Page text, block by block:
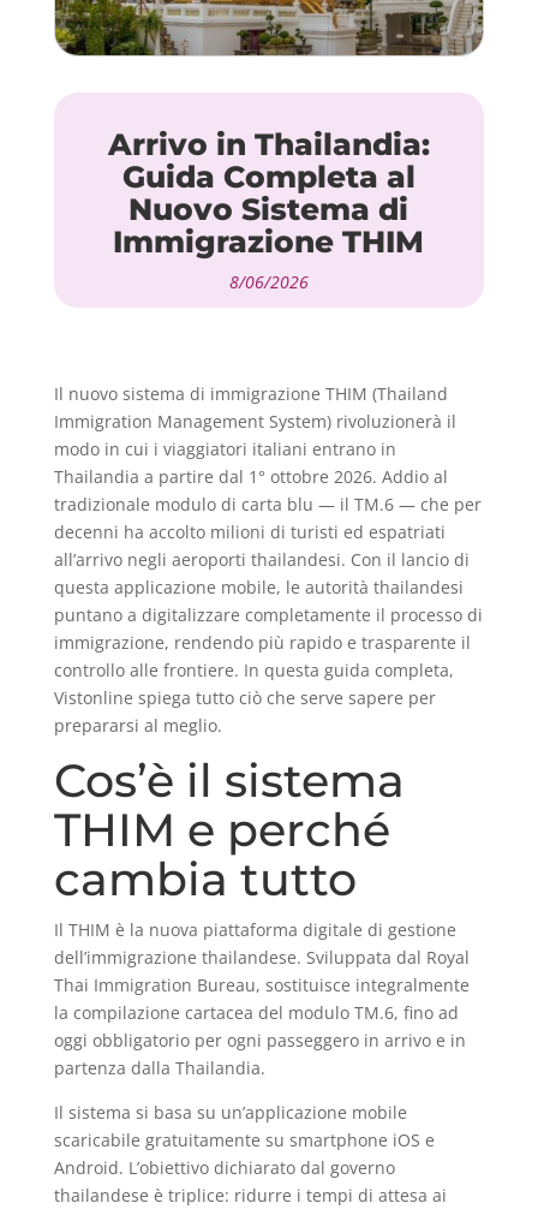
Arrivo in Thailandia:
Guida Completa al
Nuovo Sistema di
Immigrazione THIM
8/06/2026
Il nuovo sistema di immigrazione THIM (Thailand
Immigration Management System) rivoluzionerà il
modo in cui i viaggiatori italiani entrano in
Thailandia a partire dal 1° ottobre 2026. Addio al
tradizionale modulo di carta blu — il TM.6 — che per
decenni ha accolto milioni di turisti ed espatriati
all’arrivo negli aeroporti thailandesi. Con il lancio di
questa applicazione mobile, le autorità thailandesi
puntano a digitalizzare completamente il processo di
immigrazione, rendendo più rapido e trasparente il
controllo alle frontiere. In questa guida completa,
Vistonline spiega tutto ciò che serve sapere per
prepararsi al meglio.
Cos’è il sistema
THIM e perché
cambia tutto
Il THIM è la nuova piattaforma digitale di gestione
dell’immigrazione thailandese. Sviluppata dal Royal
Thai Immigration Bureau, sostituisce integralmente
la compilazione cartacea del modulo TM.6, fino ad
oggi obbligatorio per ogni passeggero in arrivo e in
partenza dalla Thailandia.
Il sistema si basa su un’applicazione mobile
scaricabile gratuitamente su smartphone iOS e
Android. L’obiettivo dichiarato dal governo
thailandese è triplice: ridurre i tempi di attesa ai